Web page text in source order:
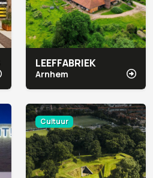
LEEFFABRIEK
Arnhem
Cultuur